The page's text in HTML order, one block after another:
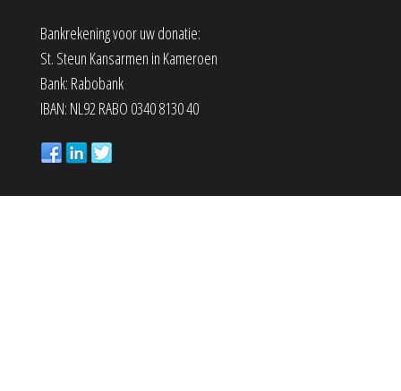
Bankrekening voor uw donatie:
St. Steun Kansarmen in Kameroen
Bank: Rabobank
IBAN: NL92 RABO 0340 8130 40